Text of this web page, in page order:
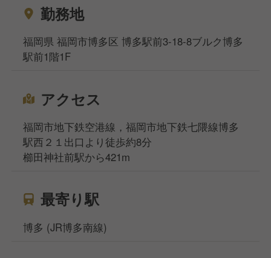
勤務地
福岡県 福岡市博多区 博多駅前3-18-8ブルク博多
駅前1階1F
アクセス
福岡市地下鉄空港線，福岡市地下鉄七隈線博多
駅西２１出口より徒歩約8分
櫛田神社前駅から421m
最寄り駅
博多 (JR博多南線)